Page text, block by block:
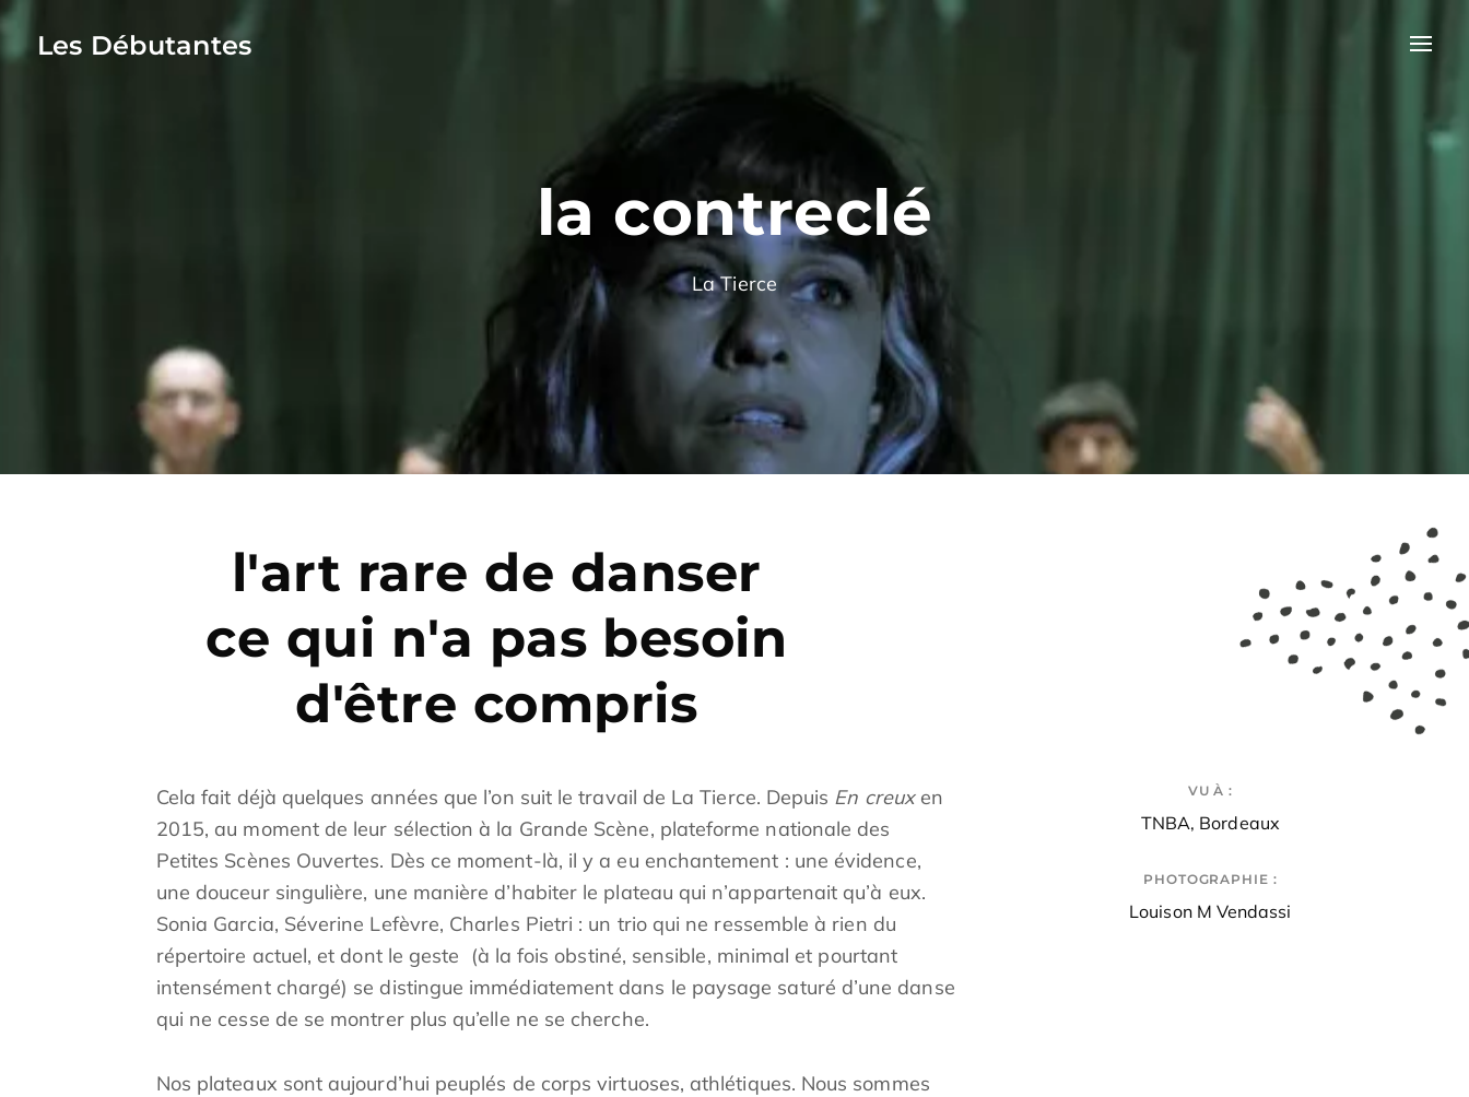
Les Débutantes
la contreclé
La Tierce
l'art rare de danser
ce qui n'a pas besoin
d'être compris
Cela fait déjà quelques années que l’on suit le travail de La Tierce. Depuis En creuxen
2015, au moment de leur sélection à la Grande Scène, plateforme nationale des
Petites Scènes Ouvertes. Dès ce moment-là, il y a eu enchantement : une évidence,
une douceur singulière, une manière d’habiter le plateau qui n’appartenait qu’à eux.
Sonia Garcia, Séverine Lefèvre, Charles Pietri : un trio qui ne ressemble à rien du
répertoire actuel, et dont le geste
(à la fois obstiné, sensible, minimal et pourtant
intensément chargé) se distingue immédiatement dans le paysage saturé d’une danse
qui ne cesse de se montrer plus qu’elle ne se cherche.
Nos plateaux sont aujourd’hui peuplés de corps virtuoses, athlétiques. Nous sommes
VU À :
TNBA, Bordeaux
PHOTOGRAPHIE :
Louison M Vendassi